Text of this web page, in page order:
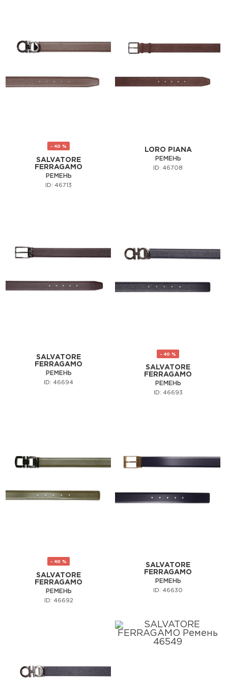
- 40 %
SALVATORE
FERRAGAMO
РЕМЕНЬ
ID: 46713
LORO PIANA
РЕМЕНЬ
ID: 46708
SALVATORE
FERRAGAMO
РЕМЕНЬ
ID: 46694
- 40 %
SALVATORE
FERRAGAMO
РЕМЕНЬ
ID: 46693
- 40 %
SALVATORE
FERRAGAMO
РЕМЕНЬ
ID: 46692
SALVATORE
FERRAGAMO
РЕМЕНЬ
ID: 46630